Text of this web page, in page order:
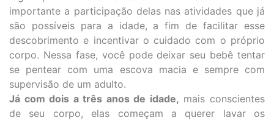
importante a participação delas nas atividades que já
são possíveis para a idade, a fim de facilitar esse
descobrimento e incentivar o cuidado com o próprio
corpo. Nessa fase, você pode deixar seu bebê tentar
se pentear com uma escova macia e sempre com
supervisão de um adulto.
Já com dois a três anos de idade, mais conscientes
de seu corpo, elas começam a querer lavar os